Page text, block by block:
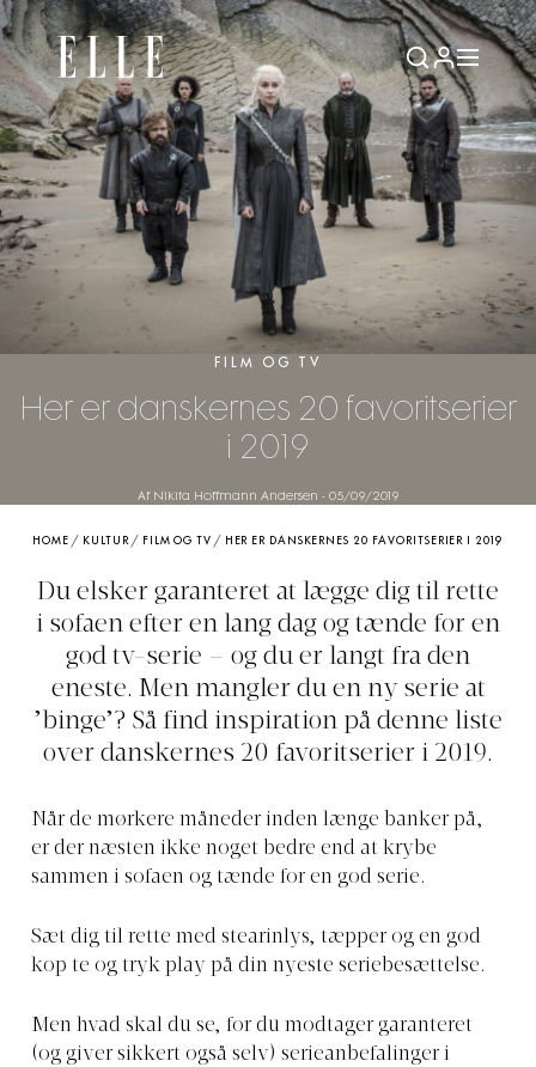
FILM OG TV
Her er danskernes 20 favoritserier
i 2019
Af Nikita Hoffmann Andersen - 05/09/2019
HOME / KULTUR / FILM OG TV / HER ER DANSKERNES 20 FAVORITSERIER I 2019
Du elsker garanteret at lægge dig til rette
i sofaen efter en lang dag og tænde for en
god tv-serie – og du er langt fra den
eneste. Men mangler du en ny serie at
’binge’? Så find inspiration på denne liste
over danskernes 20 favoritserier i 2019.
Når de mørkere måneder inden længe banker på,
er der næsten ikke noget bedre end at krybe
sammen i sofaen og tænde for en god serie.
Sæt dig til rette med stearinlys, tæpper og en god
kop te og tryk play på din nyeste seriebesættelse.
Men hvad skal du se, for du modtager garanteret
(og giver sikkert også selv) serieanbefalinger i